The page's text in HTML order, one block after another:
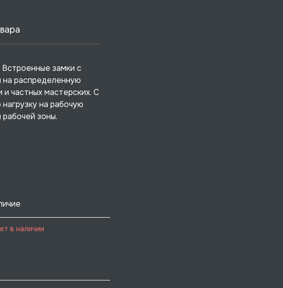
замки с
на распределенную
частных мастерских. С
на рабочую
зоны.
в наличии